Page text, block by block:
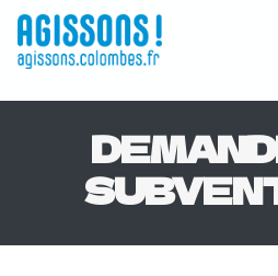
Panneau de gestion des cookies